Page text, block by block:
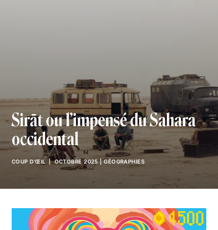
Sirāt ou l’impensé du Sahara
occidental
COUP D’ŒIL| OCTOBRE 2025|GÉOGRAPHIES